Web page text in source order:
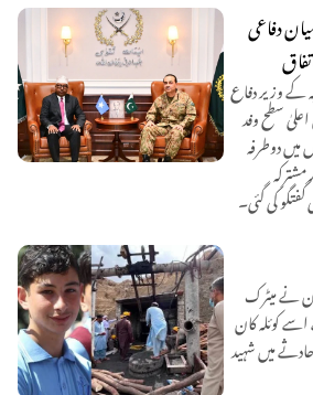
دفاعی
کے وزیر دفاع
سطح وفد
دوطرفہ
کی گئی۔
نے میٹرک
اسے کوئلہ کان
میں شہید